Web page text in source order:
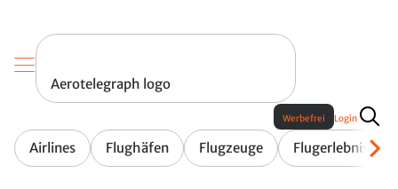
Aerotelegraph logo
Airlines Flughäfen Flugzeuge Flugerlebnis
Werbefrei Login